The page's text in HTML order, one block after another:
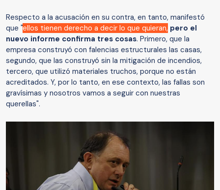
Respecto a la acusación en su contra, en tanto, manifestó
que "ellos tienen derecho a decir lo que quieran, pero el
nuevo informe confirma tres cosas. Primero, que la
empresa construyó con falencias estructurales las casas,
segundo, que las construyó sin la mitigación de incendios,
tercero, que utilizó materiales truchos, porque no están
acreditados. Y, por lo tanto, en ese contexto, las fallas son
gravísimas y nosotros vamos a seguir con nuestras
querellas".